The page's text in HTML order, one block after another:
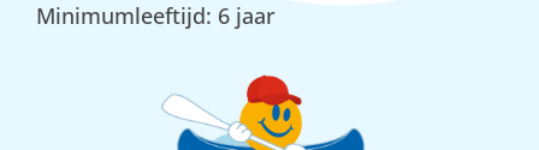
Minimumleeftijd: 6 jaar